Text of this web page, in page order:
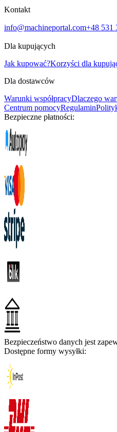
Kontakt
info@machineportal.com+48 531
Dla kupujących
Jak kupować?Korzyści dla
Dla dostawców
Warunki współpracyDlaczego
Centrum pomocyRegulamin
Bezpieczne płatności:
Bezpieczeństwo danych jest
Dostępne formy wysyłki: